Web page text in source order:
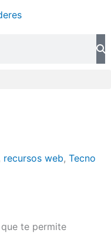
recursos web, Tecno
te permite